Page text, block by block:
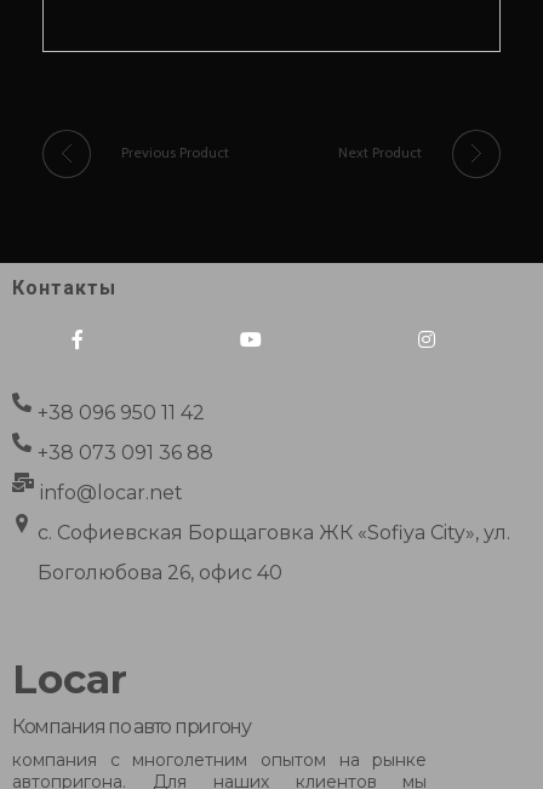
Previous Product Next Product
Locar
Компания по авто пригону
компания с многолетним опытом на рынке
автопригона. Для наших клиентов мы
Контакты
+38 096 950 11 42
+38 073 091 36 88
info@locar.net
с. Софиевская Борщаговка ЖК «Sofiya City», ул.
Боголюбова 26, офис 40